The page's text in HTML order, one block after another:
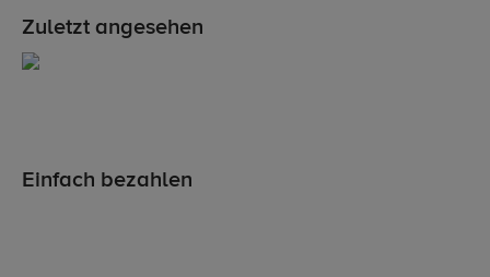
Zuletzt angesehen
Einfach bezahlen